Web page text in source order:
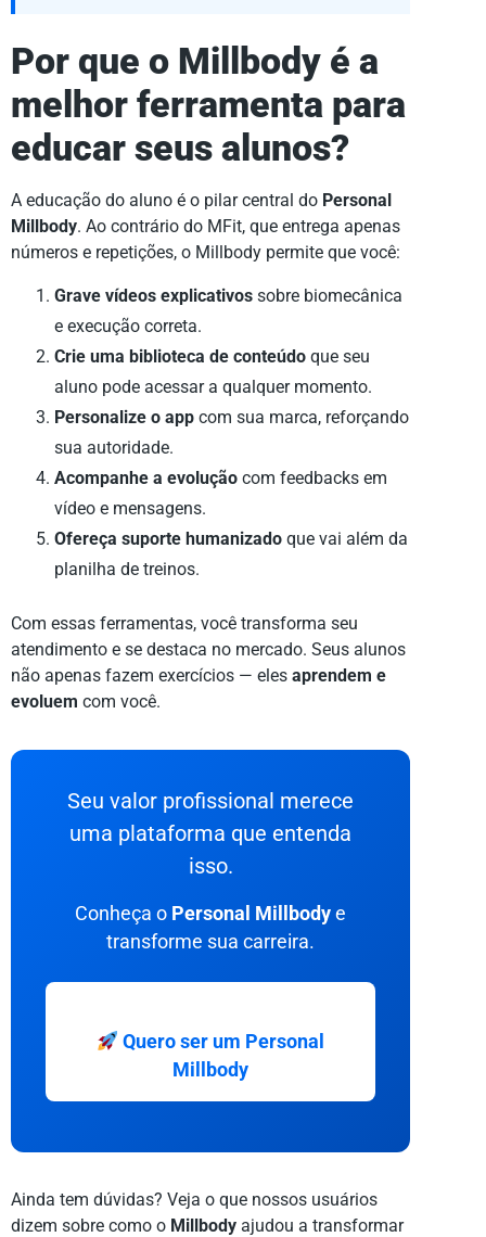
Por que o Millbody é a
melhor ferramenta para
educar seus alunos?
A educação do aluno é o pilar central do Personal
Millbody. Ao contrário do MFit, que entrega apenas
números e repetições, o Millbody permite que você:
Grave vídeos explicativos sobre biomecânica
e execução correta.
Crie uma biblioteca de conteúdo que seu
aluno pode acessar a qualquer momento.
Personalize o app com sua marca, reforçando
sua autoridade.
Acompanhe a evolução com feedbacks em
vídeo e mensagens.
Ofereça suporte humanizado que vai além da
planilha de treinos.
Com essas ferramentas, você transforma seu
atendimento e se destaca no mercado. Seus alunos
não apenas fazem exercícios — eles aprendem e
evoluem com você.
Seu valor profissional merece
uma plataforma que entenda
isso.
Conheça o Personal Millbody e
transforme sua carreira.
Quero ser um Personal
Millbody
Ainda tem dúvidas? Veja o que nossos usuários
dizem sobre como o Millbody ajudou a transformar